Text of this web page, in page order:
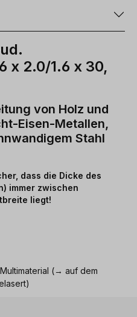
x 2.0/1.6 x 30,
von Holz und
Eisen-Metallen,
Stahl
dass die Dicke des
immer zwischen
liegt!
(→ auf dem